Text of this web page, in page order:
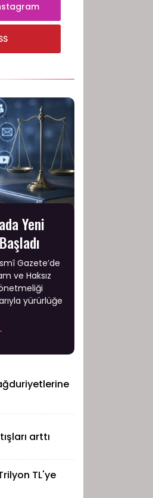
Yeni
Gazete’de
ve Haksız
yürürlüğe
arttı
TL'ye